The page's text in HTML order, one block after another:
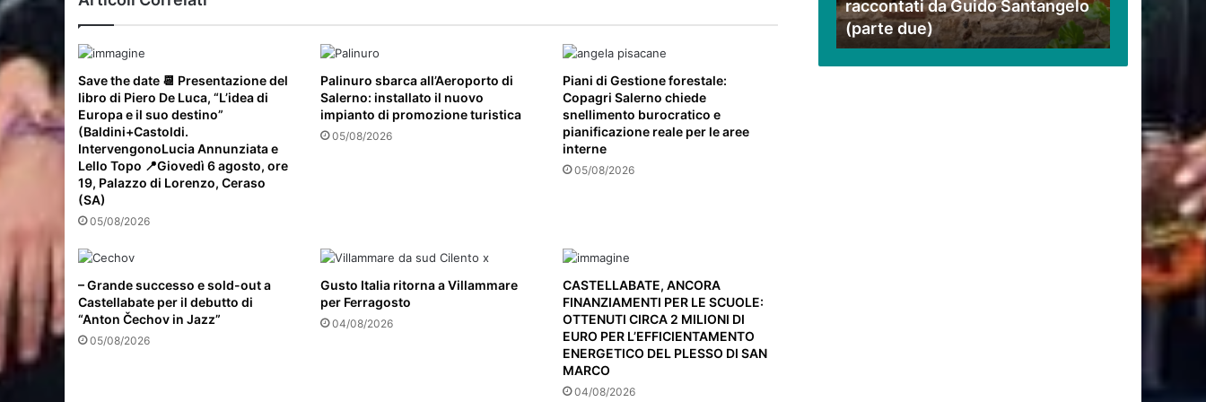
Save the date 📆 Presentazione del
libro di Piero De Luca, “L’idea di
Europa e il suo destino”
(Baldini+Castoldi.
IntervengonoLucia Annunziata e
Lello Topo 📍Giovedì 6 agosto, ore
19, Palazzo di Lorenzo, Ceraso
(SA)
05/08/2026
Palinuro sbarca all’Aeroporto di
Salerno: installato il nuovo
impianto di promozione turistica
05/08/2026
Piani di Gestione forestale:
Copagri Salerno chiede
snellimento burocratico e
pianificazione reale per le aree
interne
05/08/2026
– Grande successo e sold-out a
Castellabate per il debutto di
“Anton Čechov in Jazz”
05/08/2026
Gusto Italia ritorna a Villammare
per Ferragosto
04/08/2026
CASTELLABATE, ANCORA
FINANZIAMENTI PER LE SCUOLE:
OTTENUTI CIRCA 2 MILIONI DI
EURO PER L’EFFICIENTAMENTO
ENERGETICO DEL PLESSO DI SAN
MARCO
04/08/2026
Santangelo
(parte
due)
raccontati da Guido Santangelo
(parte due)